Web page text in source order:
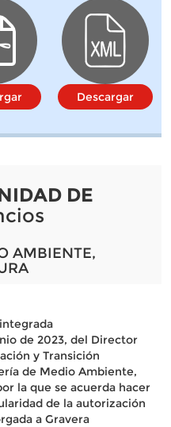
Descargar
DE
AMBIENTE,
de 2023, del Director
y Transición
de Medio Ambiente,
la que se acuerda hacer
de la autorización
a Gravera